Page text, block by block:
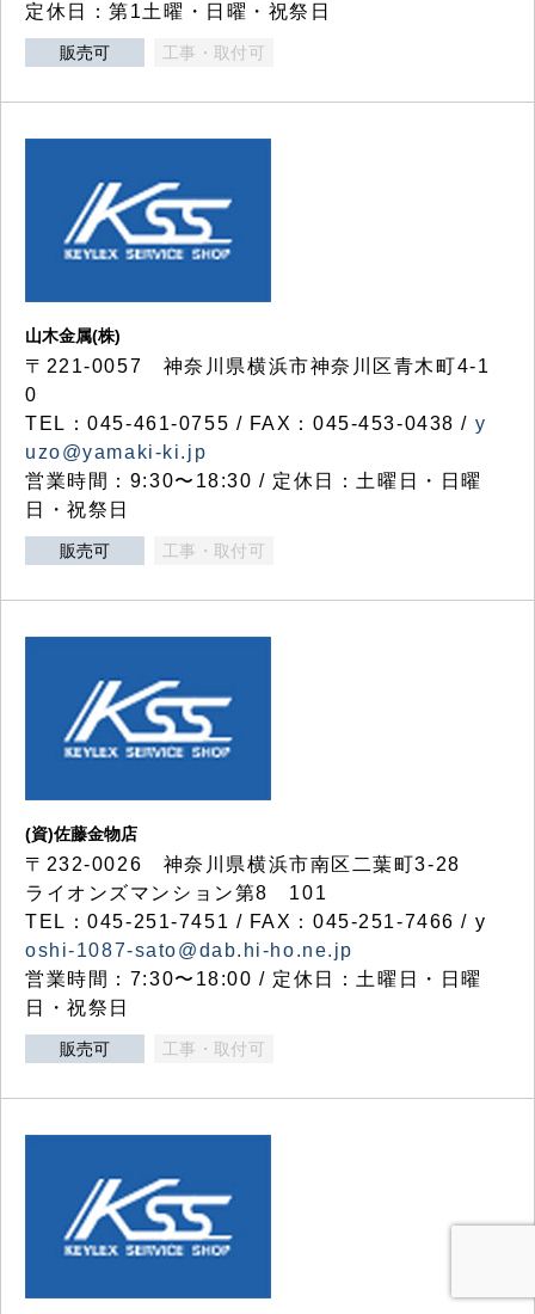
定休日：第1土曜・日曜・祝祭日
販売可 工事・取付可
山木金属(株)
〒221-0057 神奈川県横浜市神奈川区青木町4-1
0
TEL：045-461-0755 / FAX：045-453-0438 / y
uzo@yamaki-ki.jp
営業時間：9:30〜18:30 / 定休日：土曜日・日曜
日・祝祭日
販売可 工事・取付可
(資)佐藤金物店
〒232-0026 神奈川県横浜市南区二葉町3-28
ライオンズマンション第8 101
TEL：045-251-7451 / FAX：045-251-7466 / y
oshi-1087-sato@dab.hi-ho.ne.jp
営業時間：7:30〜18:00 / 定休日：土曜日・日曜
日・祝祭日
販売可 工事・取付可